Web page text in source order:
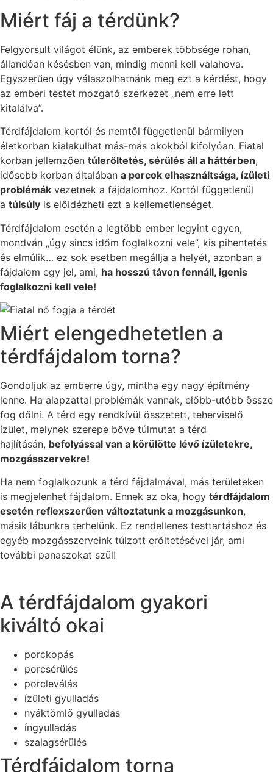
Miért fáj a térdünk?
Felgyorsult világot élünk, az emberek többsége rohan,
állandóan késésben van, mindig menni kell valahova.
Egyszerűen úgy válaszolhatnánk meg ezt a kérdést, hogy
az emberi testet mozgató szerkezet „nem erre lett
kitalálva”.
Térdfájdalom kortól és nemtől függetlenül bármilyen
életkorban kialakulhat más-más okokból kifolyóan. Fiatal
korban jellemzően túlerőltetés, sérülés áll a háttérben,
idősebb korban általában a porcok elhasználtsága, ízületi
problémák vezetnek a fájdalomhoz. Kortól függetlenül
a túlsúly is előidézheti ezt a kellemetlenséget.
Térdfájdalom esetén a legtöbb ember legyint egyen,
mondván „úgy sincs időm foglalkozni vele”, kis pihentetés
és elmúlik… ez sok esetben megállja a helyét, azonban a
fájdalom egy jel, ami, ha hosszú távon fennáll, igenis
foglalkozni kell vele!
Miért elengedhetetlen a
térdfájdalom torna?
Gondoljuk az emberre úgy, mintha egy nagy építmény
lenne. Ha alapzattal problémák vannak, előbb-utóbb össze
fog dőlni. A térd egy rendkívül összetett, teherviselő
ízület, melynek szerepe bőve túlmutat a térd
hajlításán, befolyással van a körülötte lévő ízületekre,
mozgásszervekre!
Ha nem foglalkozunk a térd fájdalmával, más területeken
is megjelenhet fájdalom. Ennek az oka, hogy térdfájdalom
esetén reflexszerűen változtatunk a mozgásunkon,
másik lábunkra terhelünk. Ez rendellenes testtartáshoz és
egyéb mozgásszerveink túlzott erőltetésével jár, ami
további panaszokat szül!
A térdfájdalom gyakori
kiváltó okai
porckopás
porcsérülés
porcleválás
ízületi gyulladás
nyáktömlő gyulladás
íngyulladás
szalagsérülés
Térdfájdalom torna